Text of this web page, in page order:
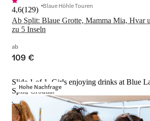
Ab Split: Blaue Grotte, Mamma Mia, Hvar
zu 5 Inseln
4,6(129) Blaue Höhle Touren
ab
109 €
Hohe Nachfrage
Slide 1 of 1, Girls enjoying drinks at Blue
Split, Croatia.